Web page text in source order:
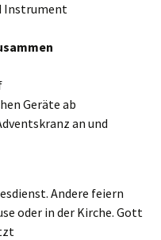
Instrument
Geräte ab
an und
Andere feiern
oder in der Kirche. Gott